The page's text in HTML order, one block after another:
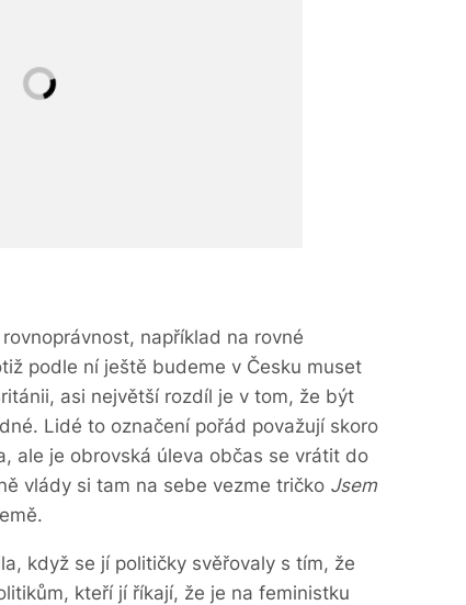
například na rovné
podle ní ještě budeme v Česku muset
asi největší rozdíl je v tom, že být
Lidé to označení pořád považují skoro
ale je obrovská úleva občas se vrátit do
vlády si tam na sebe vezme tričko Jsem
když se jí političky svěřovaly s tím, že
kteří jí říkají, že je na feministku